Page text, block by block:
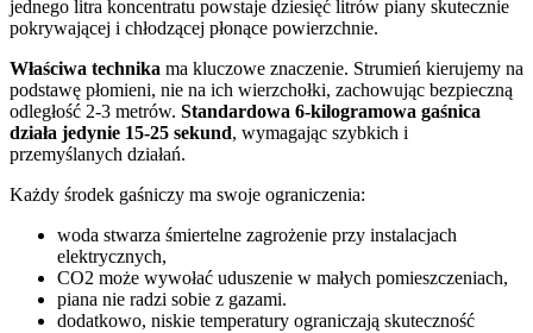
jednego litra koncentratu powstaje dziesięć litrów piany skutecznie
pokrywającej i chłodzącej płonące powierzchnie.
Właściwa technika ma kluczowe znaczenie. Strumień kierujemy na
podstawę płomieni, nie na ich wierzchołki, zachowując bezpieczną
odległość 2-3 metrów. Standardowa 6-kilogramowa gaśnica
działa jedynie 15-25 sekund, wymagając szybkich i
przemyślanych działań.
Każdy środek gaśniczy ma swoje ograniczenia:
woda stwarza śmiertelne zagrożenie przy instalacjach
elektrycznych,
CO2 może wywołać uduszenie w małych pomieszczeniach,
piana nie radzi sobie z gazami.
dodatkowo, niskie temperatury ograniczają skuteczność